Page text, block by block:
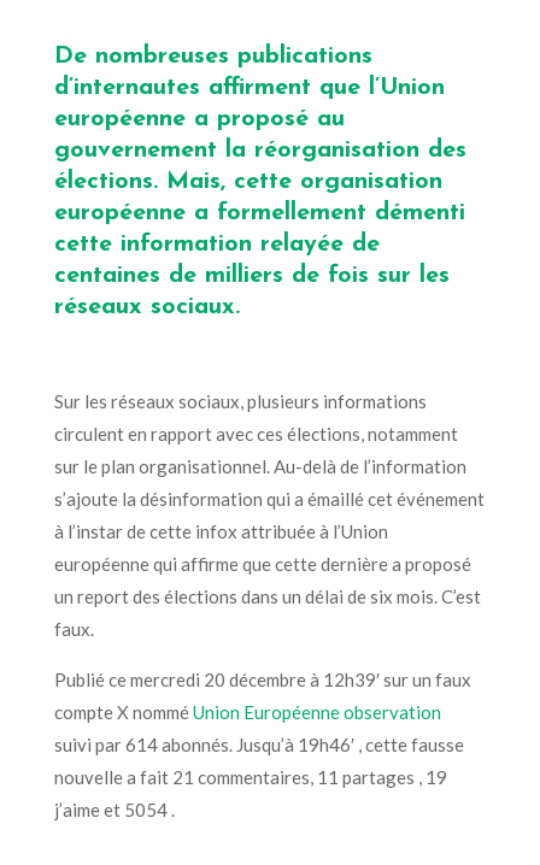
De nombreuses publications
d’internautes affirment que l’Union
européenne a proposé au
gouvernement la réorganisation des
élections. Mais, cette organisation
européenne a formellement démenti
cette information relayée de
centaines de milliers de fois sur les
réseaux sociaux.
Sur les réseaux sociaux, plusieurs informations
circulent en rapport avec ces élections, notamment
sur le plan organisationnel. Au-delà de l’information
s’ajoute la désinformation qui a émaillé cet événement
à l’instar de cette infox attribuée à l’Union
européenne qui affirme que cette dernière a proposé
un report des élections dans un délai de six mois. C’est
faux.
Publié ce mercredi 20 décembre à 12h39′ sur un faux
compte X nomméUnion Européenne observation
suivi par 614 abonnés. Jusqu’à 19h46′ , cette fausse
nouvelle a fait 21 commentaires, 11 partages , 19
j’aime et 5054 .